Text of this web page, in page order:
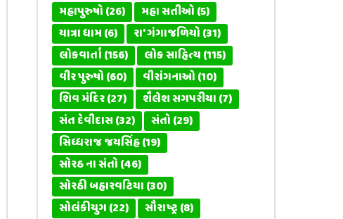
મહાપુરુષો(26) મહા સતીઓ(5)
યાત્રા ધામ(6) રા' ગંગાજળિયો(31)
લોકવાર્તા(156) લોક સાહિત્ય(115)
વીર પુરુષો(60) વીરાંગનાઓ(10)
શિવ મંદિર(27) શૈલેશ સગપરીયા(7)
સંત દેવીદાસ(32) સંતો(29)
સિધ્ધરાજ જયસિંહ(19)
સોરઠ ના સંતો(46)
સોરઠી બહારવટિયા(30)
સોલંકીયુગ(22) સૌરાષ્ટ્ર(8)